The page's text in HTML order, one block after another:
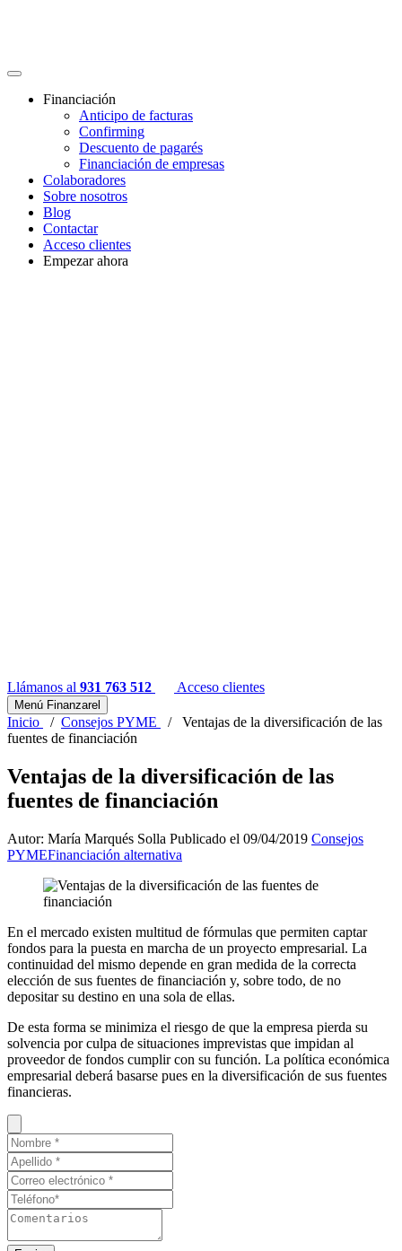
Financiación
Anticipo de facturas
Confirming
Descuento de pagarés
Financiación de empresas
Colaboradores
Sobre nosotros
Blog
Contactar
Acceso clientes
Empezar ahora
Llámanos al 931 763 512 Acceso clientes
Menú Finanzarel
Inicio / Consejos PYME / Ventajas de la diversificación de las
fuentes de financiación
Ventajas de la diversificación de las
fuentes de financiación
Autor: María Marqués Solla Publicado el 09/04/2019 Consejos
PYMEFinanciación alternativa
En el mercado existen multitud de fórmulas que permiten captar
fondos para la puesta en marcha de un proyecto empresarial. La
continuidad del mismo depende en gran medida de la correcta
elección de sus fuentes de financiación y, sobre todo, de no
depositar su destino en una sola de ellas.
De esta forma se minimiza el riesgo de que la empresa pierda su
solvencia por culpa de situaciones imprevistas que impidan al
proveedor de fondos cumplir con su función. La política económica
empresarial deberá basarse pues en la diversificación de sus fuentes
financieras.